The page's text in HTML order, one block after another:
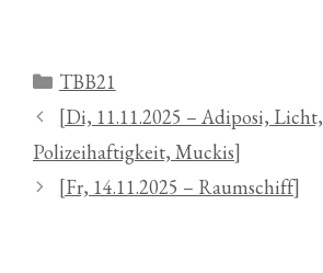
Kategorien
TBB21
[Di, 11.11.2025 – Adiposi, Licht,
Polizeihaftigkeit, Muckis]
[Fr, 14.11.2025 – Raumschiff]